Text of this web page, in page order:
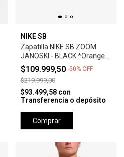
NIKE SB
Zapatilla NIKE SB ZOOM
JANOSKI - BLACK *Orange
Label*
$109.999,50 -50% OFF
$219.999,00
$93.499,58 con
Transferencia o depósito
Comprar